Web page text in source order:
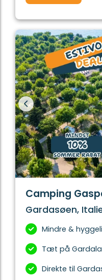
Camping
Gardasøen,
Mindre &
Tæt på
Direkte til